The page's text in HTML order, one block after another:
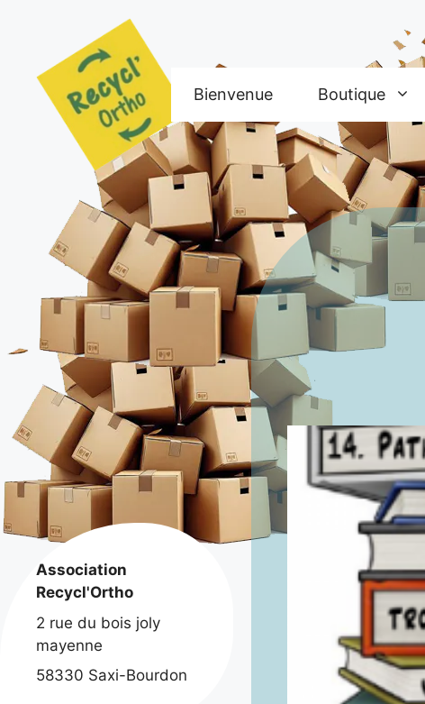
Bienvenue Boutique
Association
Recycl'Ortho
2 rue du bois joly
mayenne
58330 Saxi-Bourdon